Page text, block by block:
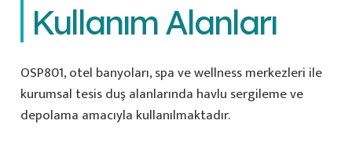
Kullanım Alanları
OSP801, otel banyoları, spa ve wellness merkezleri ile
kurumsal tesis duş alanlarında havlu sergileme ve
depolama amacıyla kullanılmaktadır.